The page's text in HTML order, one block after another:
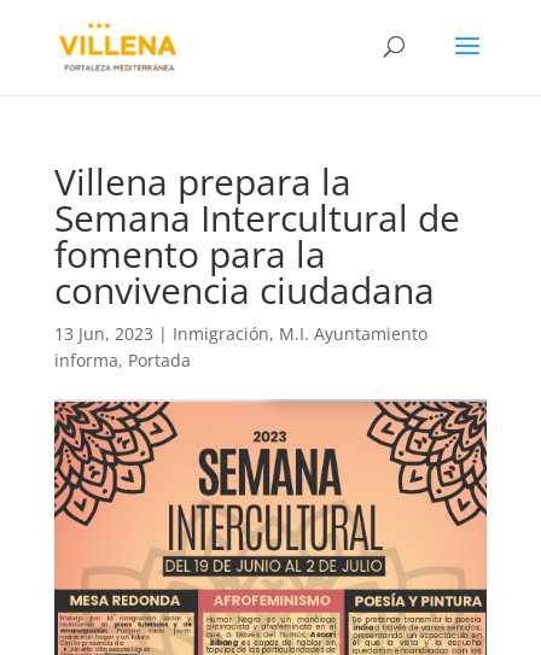
Villena prepara la
Semana Intercultural de
fomento para la
convivencia ciudadana
13 Jun, 2023 | Inmigración, M.I. Ayuntamiento
informa, Portada